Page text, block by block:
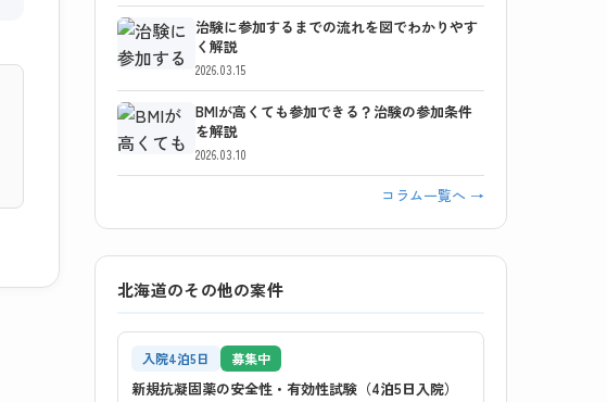
治験に参加するまでの流れを図でわかりやす
く解説
2026.03.15
BMIが高くても参加できる？治験の参加条件
を解説
2026.03.10
コラム一覧へ →
北海道のその他の案件
入院4泊5日 募集中
新規抗凝固薬の安全性・有効性試験（4泊5日入院）